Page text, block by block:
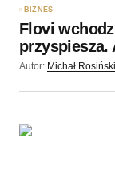
BIZNES
Flovi
przyspiesza.
Autor: Michał Rosiński